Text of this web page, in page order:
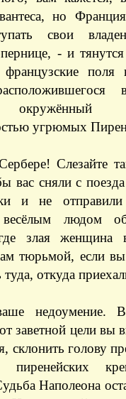
но
свои
- и
французские поля
угрюмых
Слезайте
вас сняли с
и не
весёлым людом
злая женщина
тюрьмой, если
туда, откуда
недоумение. В
заветной цели вы
склонить голову
пиренейских
Наполеона